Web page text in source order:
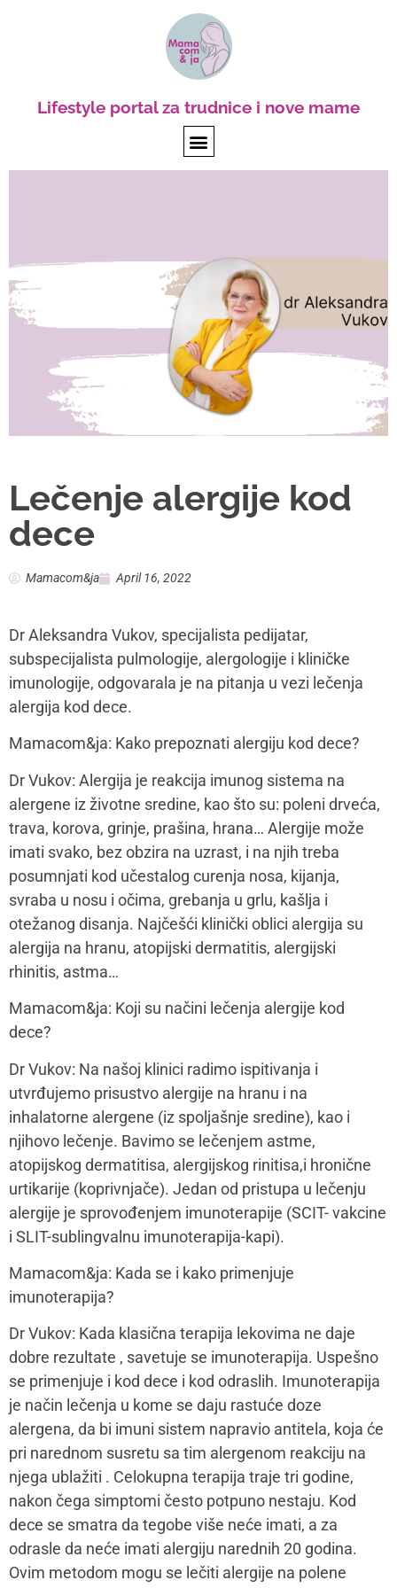
Lifestyle portal za trudnice i nove mame
Lečenje alergije kod
dece
Mamacom&ja April 16, 2022
Dr Aleksandra Vukov, specijalista pedijatar,
subspecijalista pulmologije, alergologije i kliničke
imunologije, odgovarala je na pitanja u vezi lečenja
alergija kod dece.
Mamacom&ja: Kako prepoznati alergiju kod dece?
Dr Vukov: Alergija je reakcija imunog sistema na
alergene iz životne sredine, kao što su: poleni drveća,
trava, korova, grinje, prašina, hrana… Alergije može
imati svako, bez obzira na uzrast, i na njih treba
posumnjati kod učestalog curenja nosa, kijanja,
svraba u nosu i očima, grebanja u grlu, kašlja i
otežanog disanja. Najčešći klinički oblici alergija su
alergija na hranu, atopijski dermatitis, alergijski
rhinitis, astma…
Mamacom&ja: Koji su načini lečenja alergije kod
dece?
Dr Vukov: Na našoj klinici radimo ispitivanja i
utvrđujemo prisustvo alergije na hranu i na
inhalatorne alergene (iz spoljašnje sredine), kao i
njihovo lečenje. Bavimo se lečenjem astme,
atopijskog dermatitisa, alergijskog rinitisa,i hronične
urtikarije (koprivnjače). Jedan od pristupa u lečenju
alergije je sprovođenjem imunoterapije (SCIT- vakcine
i SLIT-sublingvalnu imunoterapija-kapi).
Mamacom&ja: Kada se i kako primenjuje
imunoterapija?
Dr Vukov: Kada klasična terapija lekovima ne daje
dobre rezultate , savetuje se imunoterapija. Uspešno
se primenjuje i kod dece i kod odraslih. Imunoterapija
je način lečenja u kome se daju rastuće doze
alergena, da bi imuni sistem napravio antitela, koja će
pri narednom susretu sa tim alergenom reakciju na
njega ublažiti . Celokupna terapija traje tri godine,
nakon čega simptomi često potpuno nestaju. Kod
dece se smatra da tegobe više neće imati, a za
odrasle da neće imati alergiju narednih 20 godina.
Ovim metodom mogu se lečiti alergije na polene